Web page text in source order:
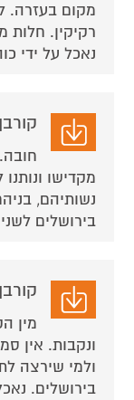
מקום בעזרה.
רקיקין. חלות
נאכל על ידי
מקדישו
נשותיהם,
בירושלים
מין
ונקבות. אין
ולמי שירצה
בירושלים.